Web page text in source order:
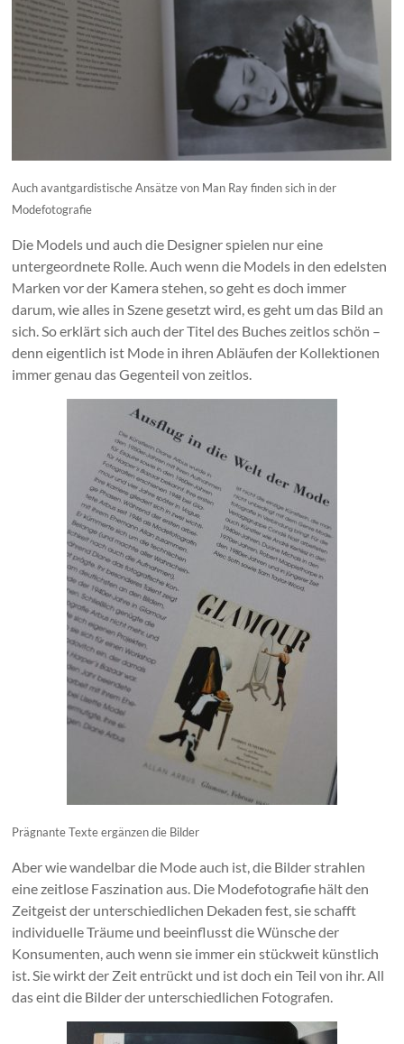
Auch avantgardistische Ansätze von Man Ray finden sich in der
Modefotografie
Die Models und auch die Designer spielen nur eine
untergeordnete Rolle. Auch wenn die Models in den edelsten
Marken vor der Kamera stehen, so geht es doch immer
darum, wie alles in Szene gesetzt wird, es geht um das Bild an
sich. So erklärt sich auch der Titel des Buches zeitlos schön –
denn eigentlich ist Mode in ihren Abläufen der Kollektionen
immer genau das Gegenteil von zeitlos.
Prägnante Texte ergänzen die Bilder
Aber wie wandelbar die Mode auch ist, die Bilder strahlen
eine zeitlose Faszination aus. Die Modefotografie hält den
Zeitgeist der unterschiedlichen Dekaden fest, sie schafft
individuelle Träume und beeinflusst die Wünsche der
Konsumenten, auch wenn sie immer ein stückweit künstlich
ist. Sie wirkt der Zeit entrückt und ist doch ein Teil von ihr. All
das eint die Bilder der unterschiedlichen Fotografen.